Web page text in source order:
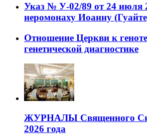
Указ № У-02/89 от 24 июля
иеромонаху Иоанну
Отношение Церкви к
генетической диагностике
ЖУРНАЛЫ Священного
2026 года